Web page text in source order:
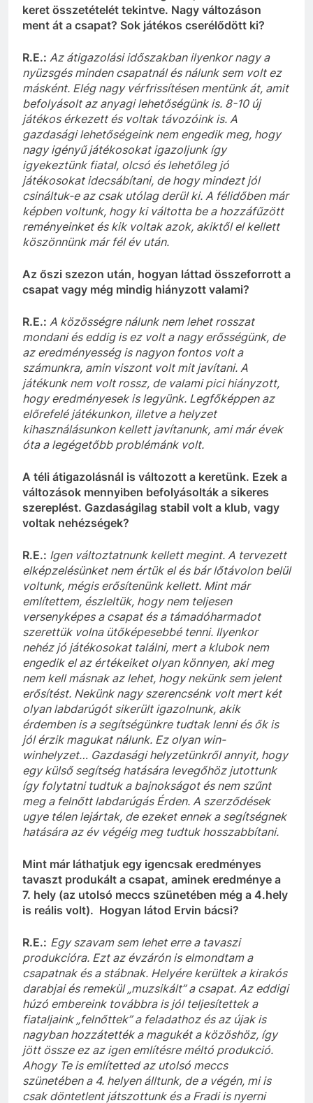
keret összetételét tekintve. Nagy változáson
ment át a csapat? Sok játékos cserélődött ki?
R.E.: Az átigazolási időszakban ilyenkor nagy a
nyüzsgés minden csapatnál és nálunk sem volt ez
másként. Elég nagy vérfrissítésen mentünk át, amit
befolyásolt az anyagi lehetőségünk is. 8-10 új
játékos érkezett és voltak távozóink is. A
gazdasági lehetőségeink nem engedik meg, hogy
nagy igényű játékosokat igazoljunk így
igyekeztünk fiatal, olcsó és lehetőleg jó
játékosokat idecsábítani, de hogy mindezt jól
csináltuk-e az csak utólag derül ki. A félidőben már
képben voltunk, hogy ki váltotta be a hozzáfűzött
reményeinket és kik voltak azok, akiktől el kellett
köszönnünk már fél év után.
Az őszi szezon után, hogyan láttad összeforrott a
csapat vagy még mindig hiányzott valami?
R.E.: A közösségre nálunk nem lehet rosszat
mondani és eddig is ez volt a nagy erősségünk, de
az eredményesség is nagyon fontosvolt a
számunkra, amin viszont volt mit javítani. A
játékunk nem volt rossz, de valami pici hiányzott,
hogy eredményesek is legyünk. Legfőképpen az
előrefelé játékunkon, illetve a helyzet
kihasználásunkon kellett javítanunk, ami már évek
óta a legégetőbb problémánk volt.
A téli átigazolásnál is változott a keretünk. Ezek a
változások mennyiben befolyásolták a sikeres
szereplést. Gazdaságilag stabil volt a klub, vagy
voltak nehézségek?
R.E.: Igen változtatnunk kellettmegint. A tervezett
elképzelésünket nem értük el és bár lőtávolon belül
voltunk, mégis erősítenünk kellett. Mint már
említettem, észleltük, hogy nem teljesen
versenyképesa csapat és a támadóharmadot
szerettük volna ütőképesebbé tenni. Ilyenkor
nehéz jó játékosokat találni, mert a klubok nem
engedik el az értékeiket olyan könnyen, aki meg
nem kell másnak az lehet, hogy nekünk sem jelent
erősítést. Nekünk nagy szerencsénk volt mert két
olyan labdarúgót sikerült igazolnunk, akik
érdemben is a segítségünkre tudtak lenni és ők is
jól érzik magukat nálunk. Ez olyan win-
winhelyzet… Gazdaságihelyzetünkről annyit, hogy
egy külső segítség hatására levegőhöz jutottunk
így folytatni tudtuk a bajnokságotés nem szűnt
meg a felnőtt labdarúgás Érden. A szerződések
ugye télen lejártak, de ezeket ennek a segítségnek
hatására az év végéig meg tudtuk hosszabbítani.
Mint már láthatjuk egy igencsak eredményes
tavaszt produkált a csapat, aminek eredménye a
7. hely (az utolsó meccs szünetében még a 4.hely
is reális volt). Hogyan látod Ervin bácsi?
R.E.: Egyszavamsem lehet erre a tavaszi
produkcióra. Ezt az évzárón is elmondtam a
csapatnak és a stábnak. Helyére kerültek a kirakós
darabjai és remekül „muzsikált” a csapat. Az eddigi
húzó embereink továbbra is jól teljesítettek a
fiataljaink „felnőttek” a feladathoz és az újak is
nagyban hozzátették a magukéta közöshöz, így
jött össze ez az igen említésre méltó produkció.
Ahogy Te is említetted az utolsó meccs
szünetében a 4. helyen álltunk, de a végén, mi is
csak döntetlent játszottunk és a Fradi is nyerni